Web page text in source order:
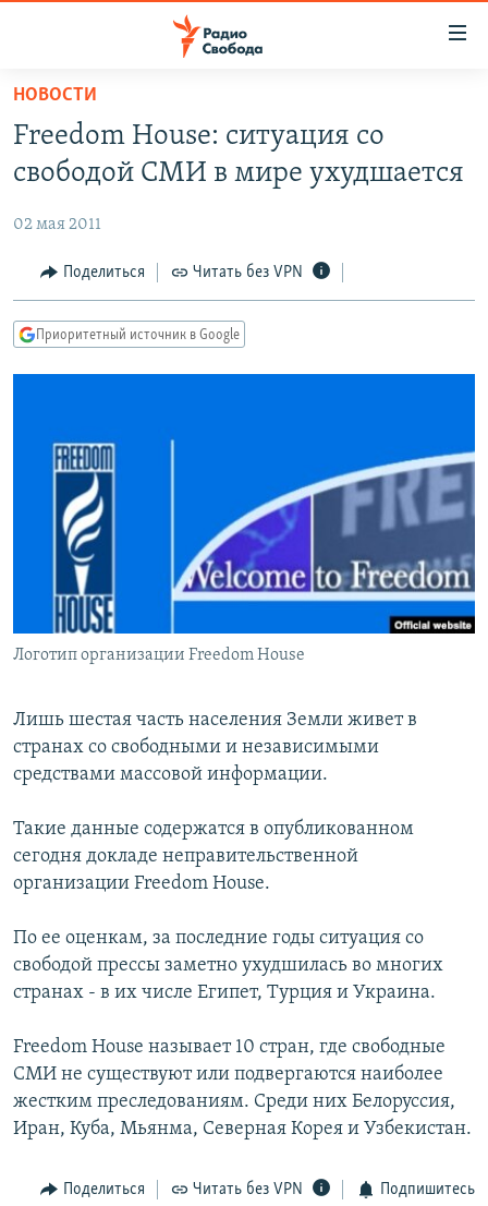
упрощенного
доступа
Вернуться
основному
Вернутся
главной
навигации
Вернутся
ПРОГРАММЫ
ПОДКАСТЫ
ЦИТАТЫ СВОБОДЫ
МНЕНИЯ
IDEL.РЕАЛИИ
СИБИРЬ.РЕАЛИИ
РАСПИСАНИЕ ВЕЩАНИЯ
ПОДПИШИТЕСЬ НА РАССЫЛКУ
СОЦИАЛЬНЫЕ СЕТИ
Все сайты РСЕ/РС
НОВОСТИ
Freedom House: ситуация со
свободой СМИ в мире ухудшается
02 мая 2011
Поделиться Читать без VPN
Приоритетный источник в Google
Логотип организации Freedom House
Лишь шестая часть населения Земли живет в
странах со свободными и независимыми
средствами массовой информации.
Такие данные содержатся в опубликованном
сегодня докладе неправительственной
организации Freedom House.
По ее оценкам, за последние годы ситуация со
свободой прессы заметно ухудшилась во многих
странах - в их числе Египет, Турция и Украина.
Freedom House называет 10 стран, где свободные
СМИ не существуют или подвергаются наиболее
жестким преследованиям. Среди них Белоруссия,
Иран, Куба, Мьянма, Северная Корея и Узбекистан.
Поделиться Читать без VPN Подпишитесь